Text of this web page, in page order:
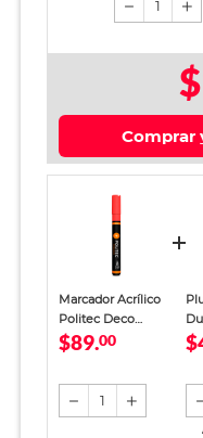
1
Comprar
Marcador Acrílico
Politec Deco
Multisuperficie
$89.00
1
10